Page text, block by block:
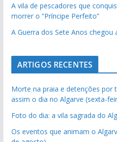
A vila de pescadores que
morrer o “Príncipe Perfeito”
A Guerra dos Sete Anos chegou
ARTIGOS RECENTES
Morte na praia e detenções por
assim o dia no Algarve (sexta-
Foto do dia: a vila sagrada do
Os eventos que animam o